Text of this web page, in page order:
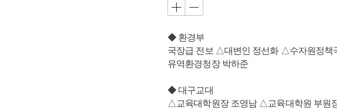
◆ 환경부
국장급 전보 △대변인 정선화 △수자원정
유역환경청장 박하준
◆ 대구교대
△교육대학원장 조영남 △교육대학원 부원